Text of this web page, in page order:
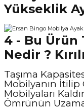
Yükseklik
4 - Bu Ürün
Nedir ?
Taşıma
Mobilyanın İtilip
Mobilyaları
Ömrünün